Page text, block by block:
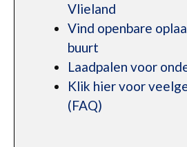
Vlieland
Vind openbare
buurt
Laadpalen voor
Klik hier voor
(FAQ)